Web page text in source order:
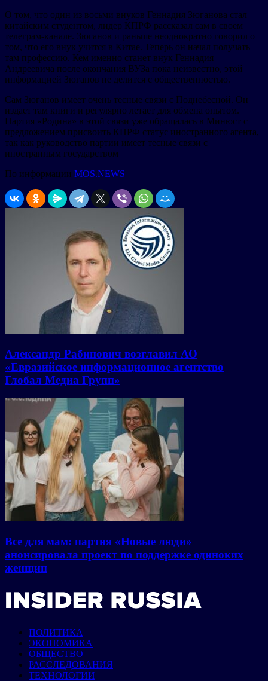
О том, что один из восьми внуков Геннадия Зюганова стал
китайским студентом, лидер КПРФ рассказал сам в своем
телеграм-канале. Зюганов и раньше неоднократно говорил о
том, что его внук учится в Китае. Теперь он начал получать
там профессию. Кем именно станет внук Геннадия
Андреевича после окончания ВУЗа пока неизвестно, этой
информацией Зюганов не делится с общественностью.
Сам Зюганов имеет очень тесные связи с Поднебесной. Он
издает там книги и регулярно летает для обмена опытом.
Партия «Родина» в этой связи уже обращалась в Минюст с
предложением присвоить КПРФ статус иностранного агента,
так как руководство партии имеет тесные связи с
иностранным государством
По информации MOS.NEWS
Александр Рабинович возглавил АО
«Евразийское информационное агентство
Глобал Медиа Групп»
Все для мам: партия «Новые люди»
анонсировала проект по поддержке одиноких
женщин
ПОЛИТИКА
ЭКОНОМИКА
ОБЩЕСТВО
РАССЛЕДОВАНИЯ
ТЕХНОЛОГИИ